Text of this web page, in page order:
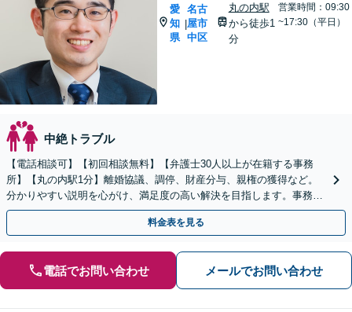
愛
知
県
|
名古
屋市
中区
丸の内駅
から徒歩1
分
営業時間：09:30
~17:30（平日）
中絶トラブル
【電話相談可】【初回相談無料】【弁護士30人以上が在籍する事務
所】【丸の内駅1分】離婚協議、調停、財産分与、親権の獲得など。
分かりやすい説明を心がけ、満足度の高い解決を目指します。事務所
の所属の女性弁護士と2名体制で対応も可能
料金表を見る
電話でお問い合わせ メールでお問い合わせ